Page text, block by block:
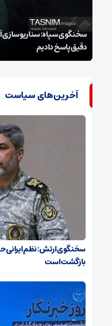
سخنگوی سپاه: سناریوسازی
دقیق‌ پاسخ دادیم
آخرین‌های سیاست
سخنگوی ارتش: نظم ایرانی
بازگشت است